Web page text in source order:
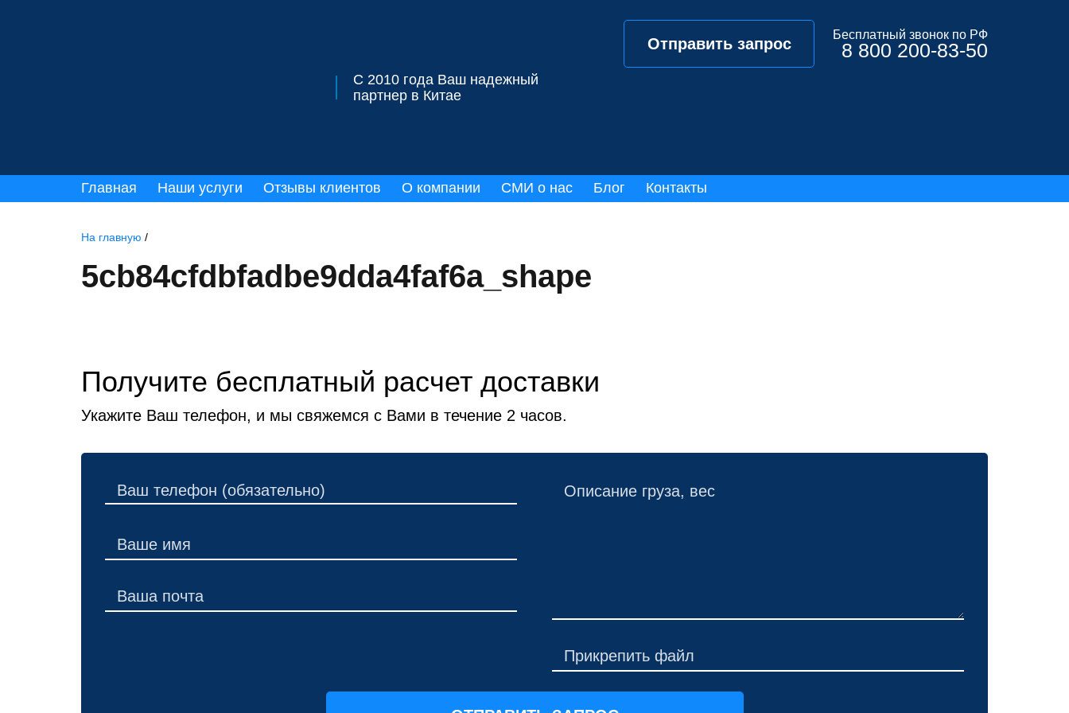
С 2010 года Ваш надежный
партнер в Китае
Отправить запрос
Бесплатный звонок по РФ
8 800 200-83-50
Главная Наши услуги Отзывы клиентов О компании СМИ о нас Блог Контакты
На главную /
5cb84cfdbfadbe9dda4faf6a_shape
Получите бесплатный расчет доставки
Укажите Ваш телефон, и мы свяжемся с Вами в течение 2 часов.
Прикрепить файл